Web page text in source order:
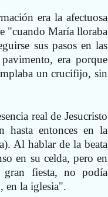
era la afectuosa
"cuando María lloraba
sus pasos en las
era porque
un crucifijo, sin
real de Jesucristo
hasta entonces en la
Al hablar de la beata
en su celda, pero en
gran fiesta, no podía
en la iglesia".